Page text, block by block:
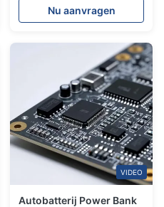
geïntegreerde apparaten
Nu aanvragen
VIDEO
Autobatterij Power Bank